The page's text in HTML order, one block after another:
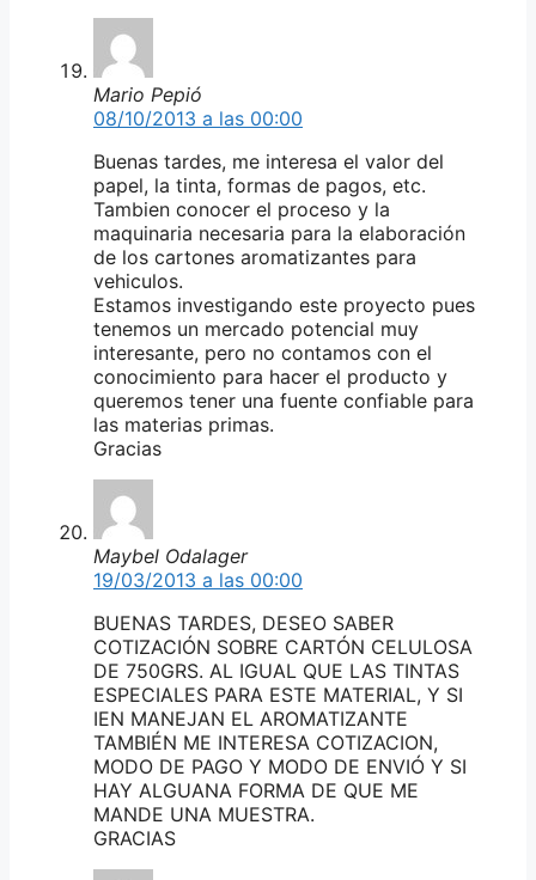
Mario Pepió
08/10/2013 a las 00:00
Buenas tardes, me interesa el valor del
papel, la tinta, formas de pagos, etc.
Tambien conocer el proceso y la
maquinaria necesaria para la elaboración
de los cartones aromatizantes para
vehiculos.
Estamos investigando este proyecto pues
tenemos un mercado potencial muy
interesante, pero no contamos con el
conocimiento para hacer el producto y
queremos tener una fuente confiable para
las materias primas.
Gracias
Maybel Odalager
19/03/2013 a las 00:00
BUENAS TARDES, DESEO SABER
COTIZACIÓN SOBRE CARTÓN CELULOSA
DE 750GRS. AL IGUAL QUE LAS TINTAS
ESPECIALES PARA ESTE MATERIAL, Y SI
IEN MANEJAN EL AROMATIZANTE
TAMBIÉN ME INTERESA COTIZACION,
MODO DE PAGO Y MODO DE ENVIÓ Y SI
HAY ALGUANA FORMA DE QUE ME
MANDE UNA MUESTRA.
GRACIAS